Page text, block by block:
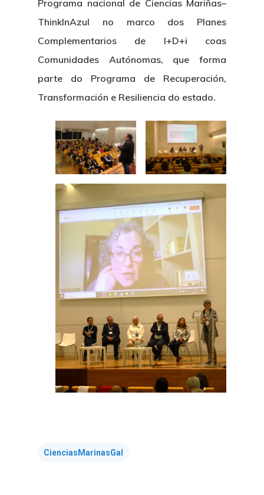
Programa nacional de Ciencias Mariñas–
ThinkInAzul no marco dos Planes
Complementarios de I+D+i coas
Comunidades Autónomas, que forma
parte do Programa de Recuperación,
Transformación e Resiliencia do estado.
CienciasMarinasGal
Logo CETMAR
Plan De Igualdade